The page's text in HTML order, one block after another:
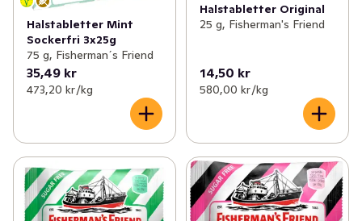
Halstabletter Mint
Sockerfri 3x25g
75 g, Fisherman´s Friend
35,49 kr
473,20 kr /kg
Halstabletter Original
25 g, Fisherman's Friend
14,50 kr
580,00 kr /kg